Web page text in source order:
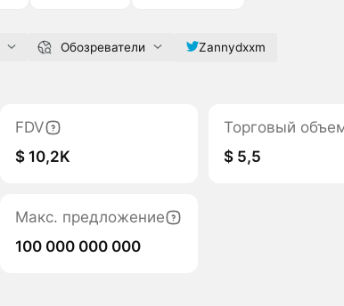
Обозреватели Zannydxxm
FDV
$ 10,2K
Торговый
$ 5,5
Макс. предложение
100 000 000 000